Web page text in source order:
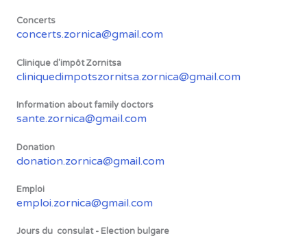
Concerts
concerts.zornica@gmail.com
Clinique d'impôt Zornitsa
cliniquedimpotszornitsa.zornica@gmail.com
Information about family doctors
sante.zornica@gmail.com
Donation
donation.zornica@gmail.com
Emploi
emploi.zornica@gmail.com
Jours du consulat - Election bulgare